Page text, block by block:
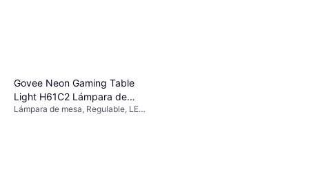
Govee Neon Gaming Table
Light H61C2 Lámpara de
mesa
Lámpara de mesa, Regulable, LED,